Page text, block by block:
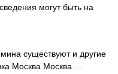
могут быть на
существуют и другие
Москва Москва …